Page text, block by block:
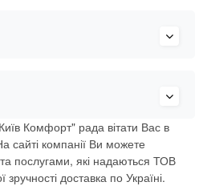
Комфорт" рада вітати Вас в
сайті компанії Ви можете
послугами, які надаються ТОВ
доставка по Україні.